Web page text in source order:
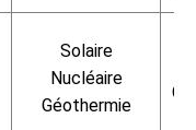
Solaire
Nucléaire
Géothermie